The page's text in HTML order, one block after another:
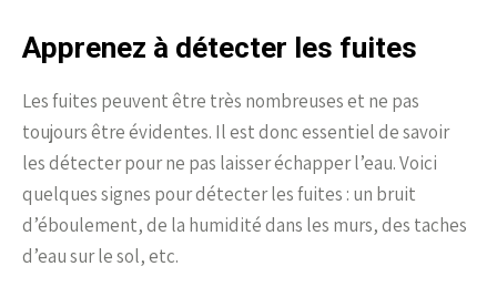
Apprenez à détecter les fuites
Les fuites peuvent être très nombreuses et ne pas
toujours être évidentes. Il est donc essentiel de savoir
les détecter pour ne pas laisser échapper l’eau. Voici
quelques signes pour détecter les fuites : un bruit
d’éboulement, de la humidité dans les murs, des taches
d’eau sur le sol, etc.